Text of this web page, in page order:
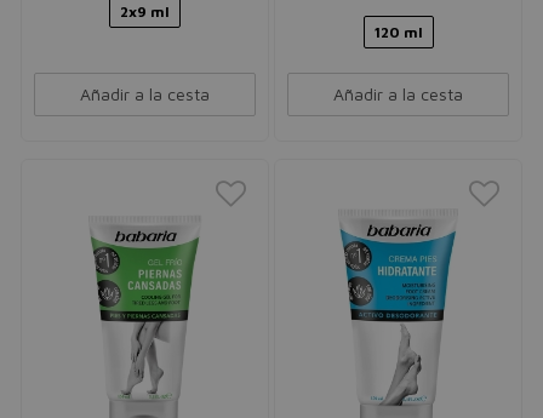
2x9 ml
Añadir a la cesta
120 ml
Añadir a la cesta